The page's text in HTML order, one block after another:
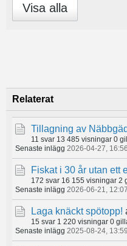
Visa alla
Relaterat
Tillagning av
11 svar 13 485 visningar 0
Senaste inlägg 2026-04-27, 16:56
Fiskat i 30 år utan ett
172 svar 16 155 visningar 2
Senaste inlägg 2026-06-21, 12:07
Laga knäckt spötopp!
15 svar 1 220 visningar 0
Senaste inlägg 2025-08-24, 13:59